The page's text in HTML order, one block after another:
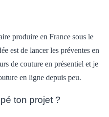
produire en France sous le
est de lancer les préventes en
de couture en présentiel et je
en ligne depuis peu.
ton projet ?